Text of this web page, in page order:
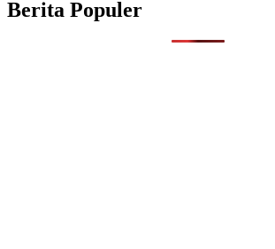
Berita Populer